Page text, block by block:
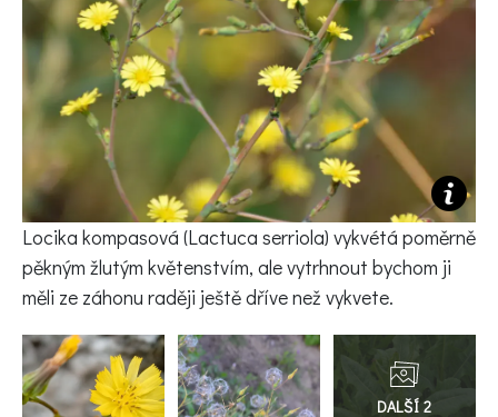
KVÍZY A TESTY
Locika kompasová (Lactuca serriola) vykvétá poměrně
pěkným žlutým květenstvím, ale vytrhnout bychom ji
měli ze záhonu raději ještě dříve než vykvete.
do
galerie